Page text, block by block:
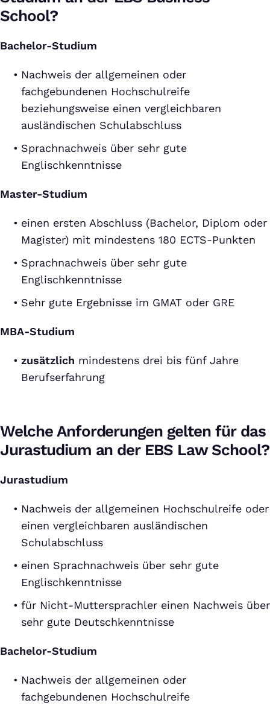
School?
Bachelor-Studium
Nachweis der allgemeinen oder
fachgebundenen Hochschulreife
beziehungsweise einen vergleichbaren
ausländischen Schulabschluss
Sprachnachweis über sehr gute
Englischkenntnisse
Master-Studium
einen ersten Abschluss (Bachelor, Diplom oder
Magister) mit mindestens 180 ECTS-Punkten
Sprachnachweis über sehr gute
Englischkenntnisse
Sehr gute Ergebnisse im GMAT oder GRE
MBA-Studium
zusätzlich mindestens drei bis fünf Jahre
Berufserfahrung
Welche Anforderungen gelten für das
Jurastudium an der EBS Law School?
Jurastudium
Nachweis der allgemeinen Hochschulreife oder
einen vergleichbaren ausländischen
Schulabschluss
einen Sprachnachweis über sehr gute
Englischkenntnisse
für Nicht-Muttersprachler einen Nachweis über
sehr gute Deutschkenntnisse
Bachelor-Studium
Nachweis der allgemeinen oder
fachgebundenen Hochschulreife